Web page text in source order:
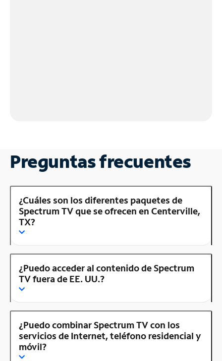
Preguntas frecuentes
¿Cuáles son los diferentes paquetes de
Spectrum TV que se ofrecen en Centerville,
TX?
¿Puedo acceder al contenido de Spectrum
TV fuera de EE. UU.?
¿Puedo combinar Spectrum TV con los
servicios de Internet, teléfono residencial y
móvil?